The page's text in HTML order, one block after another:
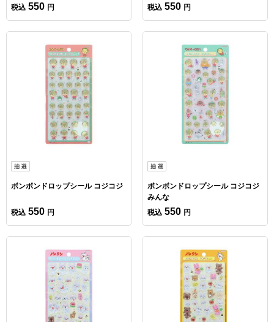
税込 550 円
税込 550 円
ボンボンドロップシール コジコジ
税込 550 円
ボンボンドロップシール コジコジ
みんな
税込 550 円